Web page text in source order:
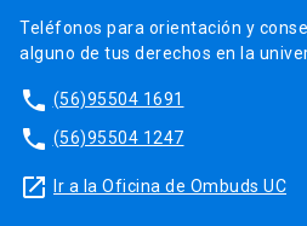
Teléfonos para orientación y
alguno de tus derechos en la
phone (56)95504 1691
phone (56)95504 1247
launch Ir a la Oficina de Ombuds UC